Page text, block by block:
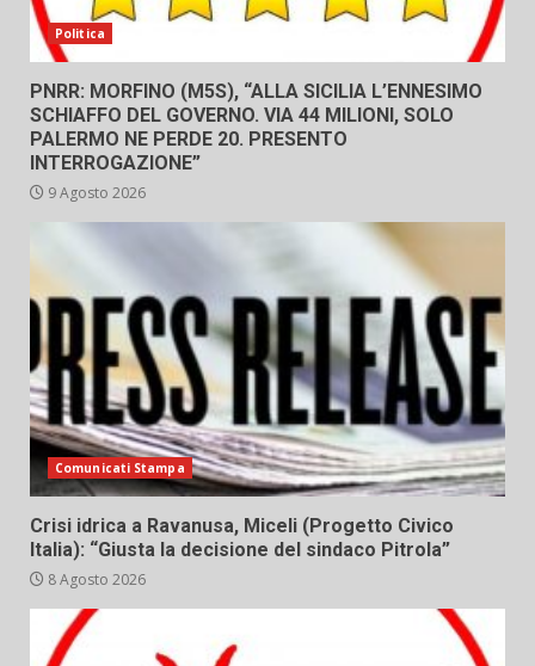
Politica
PNRR: MORFINO (M5S), “ALLA SICILIA L’ENNESIMO
SCHIAFFO DEL GOVERNO. VIA 44 MILIONI, SOLO
PALERMO NE PERDE 20. PRESENTO
INTERROGAZIONE”
9 Agosto 2026
Comunicati Stampa
Crisi idrica a Ravanusa, Miceli (Progetto Civico
Italia): “Giusta la decisione del sindaco Pitrola”
8 Agosto 2026